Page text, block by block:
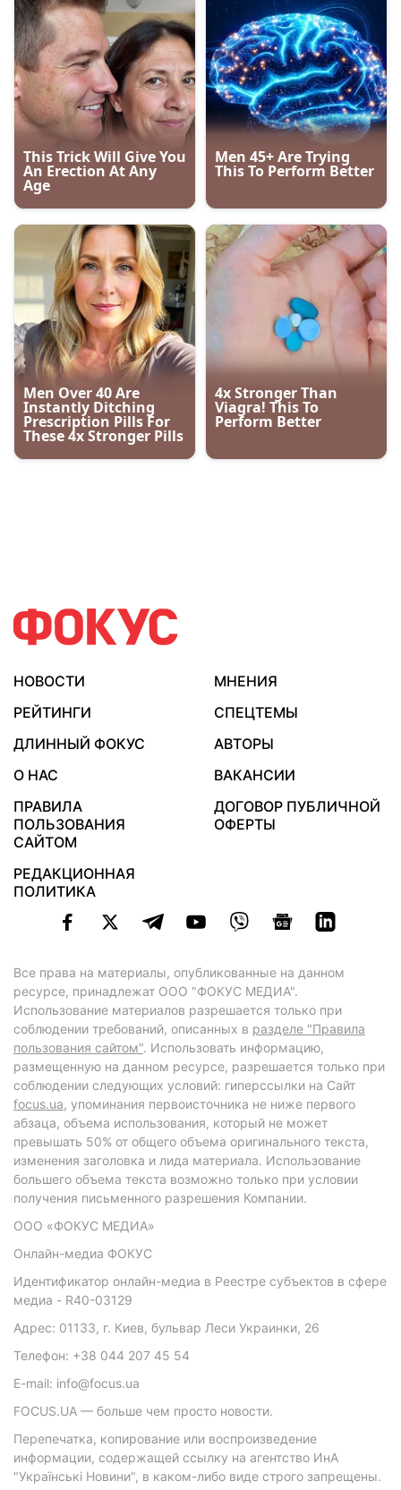
НОВОСТИ
МНЕНИЯ
РЕЙТИНГИ
СПЕЦТЕМЫ
ДЛИННЫЙ ФОКУС
АВТОРЫ
О НАС
ВАКАНСИИ
ПРАВИЛА
ПОЛЬЗОВАНИЯ
САЙТОМ
ДОГОВОР ПУБЛИЧНОЙ
ОФЕРТЫ
РЕДАКЦИОННАЯ
ПОЛИТИКА
Все права на материалы, опубликованные на данном
ресурсе, принадлежат ООО "ФОКУС МЕДИА".
Использование материалов разрешается только при
соблюдении требований, описанных в разделе "Правила
пользования сайтом". Использовать информацию,
размещенную на данном ресурсе, разрешается только при
соблюдении следующих условий: гиперссылки на Сайт
focus.ua, упоминания первоисточника не ниже первого
абзаца, объема использования, который не может
превышать 50% от общего объема оригинального текста,
изменения заголовка и лида материала. Использование
большего объема текста возможно только при условии
получения письменного разрешения Компании.
ООО «ФОКУС МЕДИА»
Онлайн-медиа ФОКУС
Идентификатор онлайн-медиа в Реестре субъектов в сфере
медиа - R40-03129
Адрес: 01133, г. Киев, бульвар Леси Украинки, 26
Телефон: +38 044 207 45 54
E-mail: info@focus.ua
FOCUS.UA — больше чем просто новости.
Перепечатка, копирование или воспроизведение
информации, содержащей ссылку на агентство ИнА
"Українські Новини", в каком-либо виде строго запрещены.